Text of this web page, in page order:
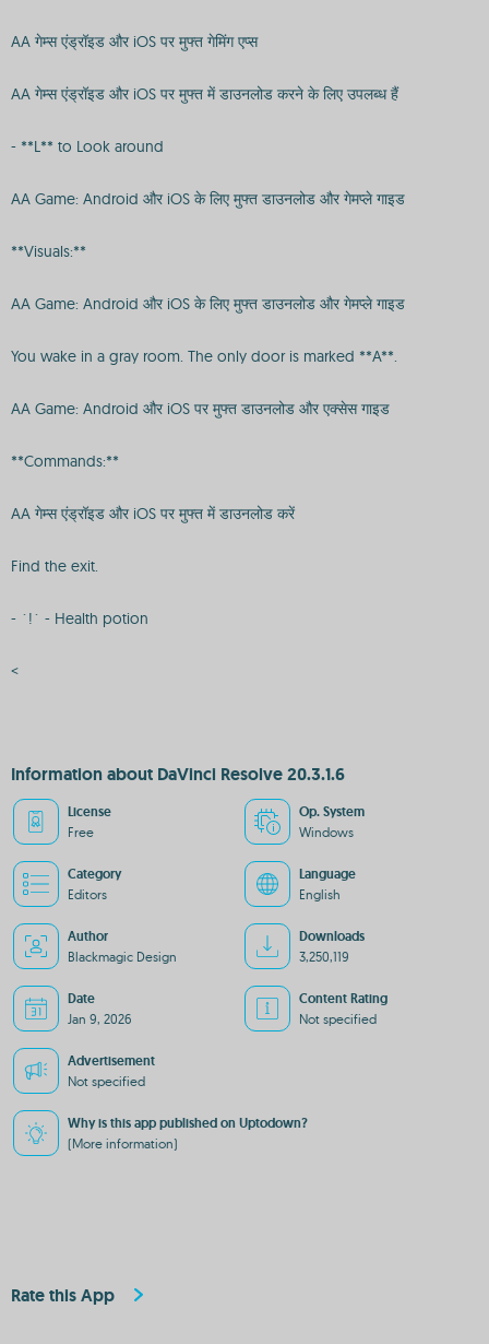
AA गेम्स एंड्रॉइड और iOS पर मुफ्त गेमिंग एप्स
AA गेम्स एंड्रॉइड और iOS पर मुफ्त में डाउनलोड करने के लिए उपलब्ध हैं
- **L** to Look around
AA Game: Android और iOS के लिए मुफ्त डाउनलोड और गेमप्ले गाइड
**Visuals:**
AA Game: Android और iOS के लिए मुफ्त डाउनलोड और गेमप्ले गाइड
You wake in a gray room. The only door is marked **A**.
AA Game: Android और iOS पर मुफ्त डाउनलोड और एक्सेस गाइड
**Commands:**
AA गेम्स एंड्रॉइड और iOS पर मुफ्त में डाउनलोड करें
Find the exit.
- `!` - Health potion
<
Information about DaVinci Resolve 20.3.1.6
License
Free
Op. System
Windows
Category
Editors
Language
English
Author
Blackmagic Design
Downloads
3,250,119
Date
Jan 9, 2026
Content Rating
Not specified
Advertisement
Not specified
Why is this app published on Uptodown?
(More information)
Rate this App